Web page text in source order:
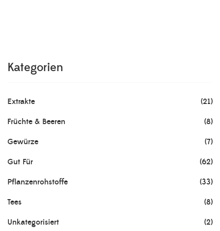
Kategorien
Extrakte (21)
Früchte & Beeren (8)
Gewürze (7)
Gut Für (62)
Pflanzenrohstoffe (33)
Tees (8)
Unkategorisiert (2)